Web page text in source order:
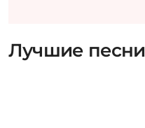
Лучшие песни